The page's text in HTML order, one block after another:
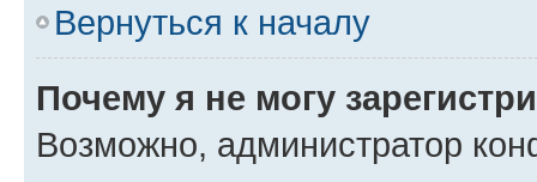
Вернуться к началу
Почему я не могу
Возможно, администратор